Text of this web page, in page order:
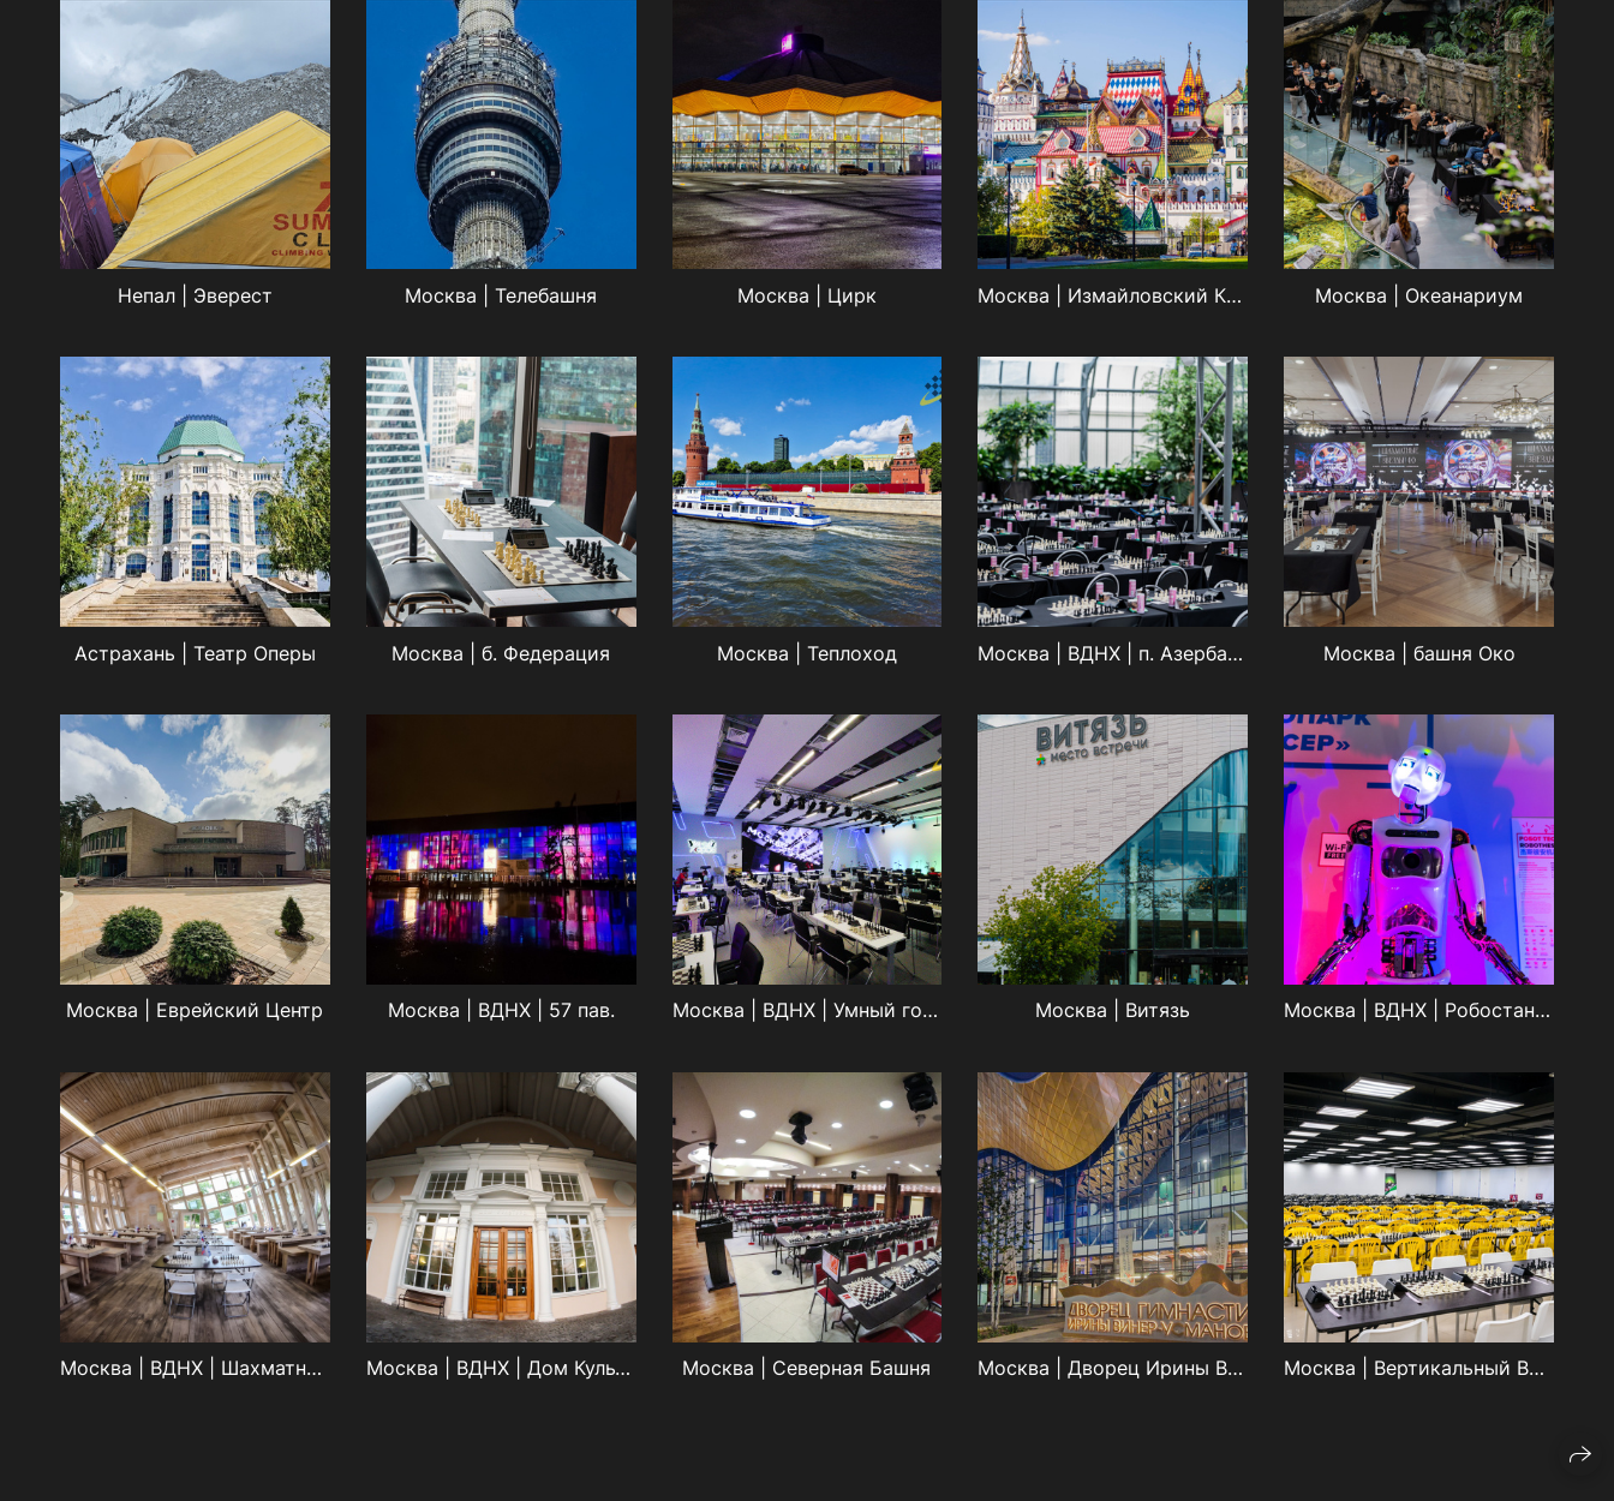
Непал | Эверест Москва | Телебашня Москва | Цирк Москва | Измайловский Кремль Москва | Океанариум
Астрахань | Театр Оперы Москва | б. Федерация Москва | Теплоход Москва | ВДНХ | п. Азербайджан Москва | башня Око
Москва | Еврейский Центр Москва | ВДНХ | 57 пав. Москва | ВДНХ | Умный город Москва | Витязь Москва | ВДНХ | Робостанция
Москва | ВДНХ | Шахматный пав. Москва | ВДНХ | Дом Культуры Москва | Северная Башня Москва | Дворец Ирины Виннер Москва | Вертикальный Взлёт